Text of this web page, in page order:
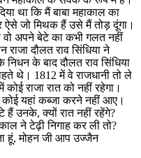
था कि मैं बाबा महाकाल का
ऐसे जो मिथक हैं उसे मैं तोड़ दूंगा।
वो अपने बेटे का कभी गलत नहीं
दौलत राव सिंधिया ने
निधन के बाद दौलत राव सिंधिया
थे। 1812 में वे राजधानी तो ले
राजा रात को नहीं रहेगा।
यहां कब्जा करने नहीं आए।
हैं उनके, क्यों रात नहीं रहेंगे?
ने टेढ़ी निगाह कर ली तो?
हूं, मोहन जी आप उज्जैन